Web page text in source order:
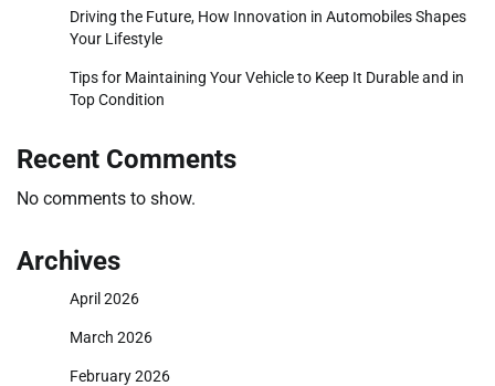
Driving the Future, How Innovation in Automobiles Shapes
Your Lifestyle
Tips for Maintaining Your Vehicle to Keep It Durable and in
Top Condition
Recent Comments
No comments to show.
Archives
April 2026
March 2026
February 2026